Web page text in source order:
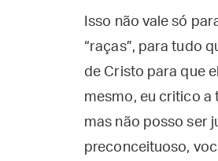
Isso não vale só
“raças”, para tudo
de Cristo para que
mesmo, eu critico a
mas não posso ser
preconceituoso,